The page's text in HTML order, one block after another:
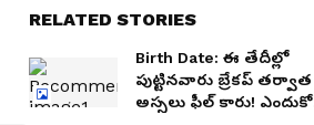
RELATED STORIES
Birth Date: ఈ తేదీల్లో
పుట్టినవారు బ్రేకప్ తర్వాత
అస్సలు ఫీల్ కారు! ఎందుకో